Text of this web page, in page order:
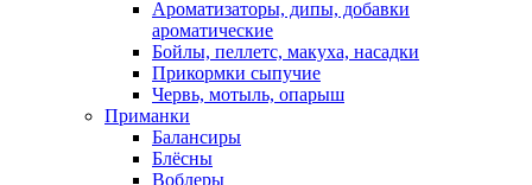
Ароматизаторы, дипы, добавки
ароматические
Бойлы, пеллетс, макуха, насадки
Прикормки сыпучие
Червь, мотыль, опарыш
Приманки
Балансиры
Блёсны
Воблеры